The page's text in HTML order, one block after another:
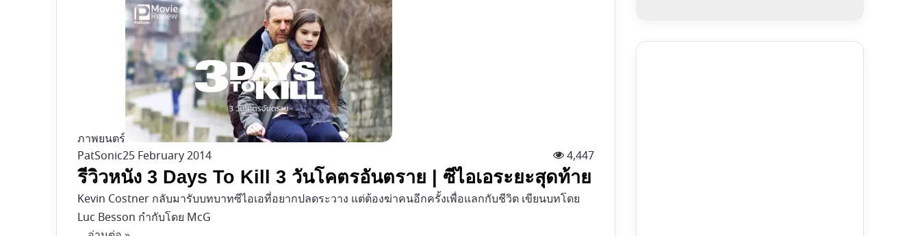
ภาพยนตร์
PatSonic25 February 2014 4,447
รีวิวหนัง 3 Days To Kill 3 วันโคตรอันตราย | ซีไอเอระยะสุดท้าย
Kevin Costner กลับมารับบทบาทซีไอเอที่อยากปลดระวาง แต่ต้องฆ่าคนอีกครั้งเพื่อแลกกับชีวิต เขียนบทโดย
Luc Besson กำกับโดย McG